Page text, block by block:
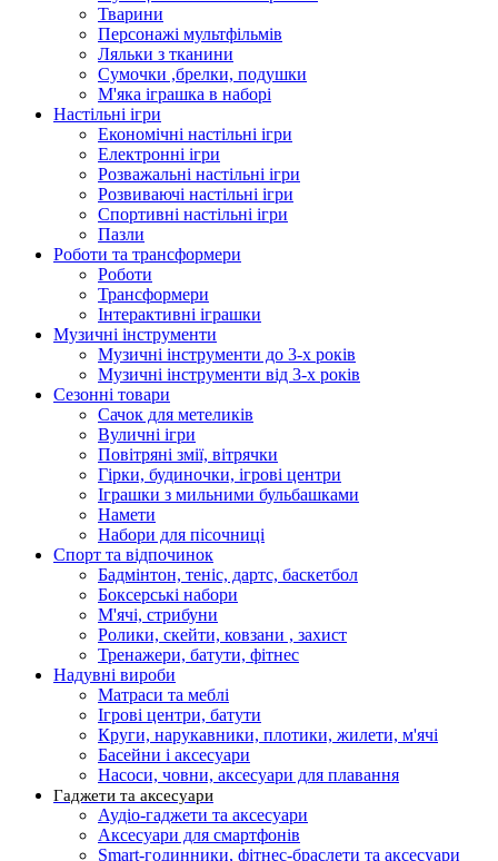
Тварини
Персонажі мультфільмів
Ляльки з тканини
Сумочки ,брелки, подушки
М'яка іграшка в наборі
Настільні ігри
Економічні настільні ігри
Електронні ігри
Розважальні настільні ігри
Розвиваючі настільні ігри
Спортивні настільні ігри
Пазли
Роботи та трансформери
Роботи
Трансформери
Інтерактивні іграшки
Музичні інструменти
Музичні інструменти до 3-х років
Музичні інструменти від 3-х років
Сезонні товари
Сачок для метеликів
Вуличні ігри
Повітряні змії, вітрячки
Гірки, будиночки, ігрові центри
Іграшки з мильними бульбашками
Намети
Набори для пісочниці
Спорт та відпочинок
Бадмінтон, теніс, дартс, баскетбол
Боксерські набори
М'ячі, стрибуни
Ролики, скейти, ковзани , захист
Тренажери, батути, фітнес
Надувні вироби
Матраси та меблі
Ігрові центри, батути
Круги, нарукавники, плотики, жилети, м'ячі
Басейни і аксесуари
Насоси, човни, аксесуари для плавання
Гаджети та аксесуари
Аудіо-гаджети та аксесуари
Аксесуари для смартфонів
Smart-годинники, фітнес-браслети та аксесуари